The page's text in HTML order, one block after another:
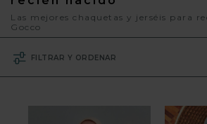
Las mejores chaquetas y jerséis para
Gocco
FILTRAR Y ORDENAR